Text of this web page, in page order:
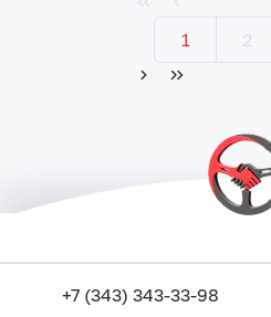
1 2
+7 (343) 343-33-98